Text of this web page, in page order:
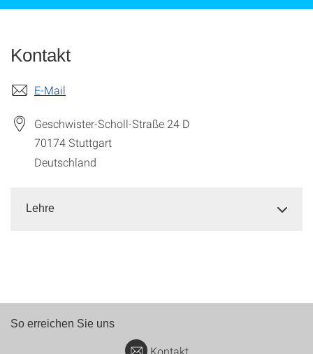
Kontakt
E-Mail
Geschwister-Scholl-Straße 24 D
70174Stuttgart
Deutschland
Lehre
So erreichen Sie uns
Kontakt